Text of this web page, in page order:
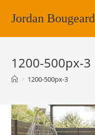
Jordan Bougeard
1200-500px-3
> 1200-500px-3